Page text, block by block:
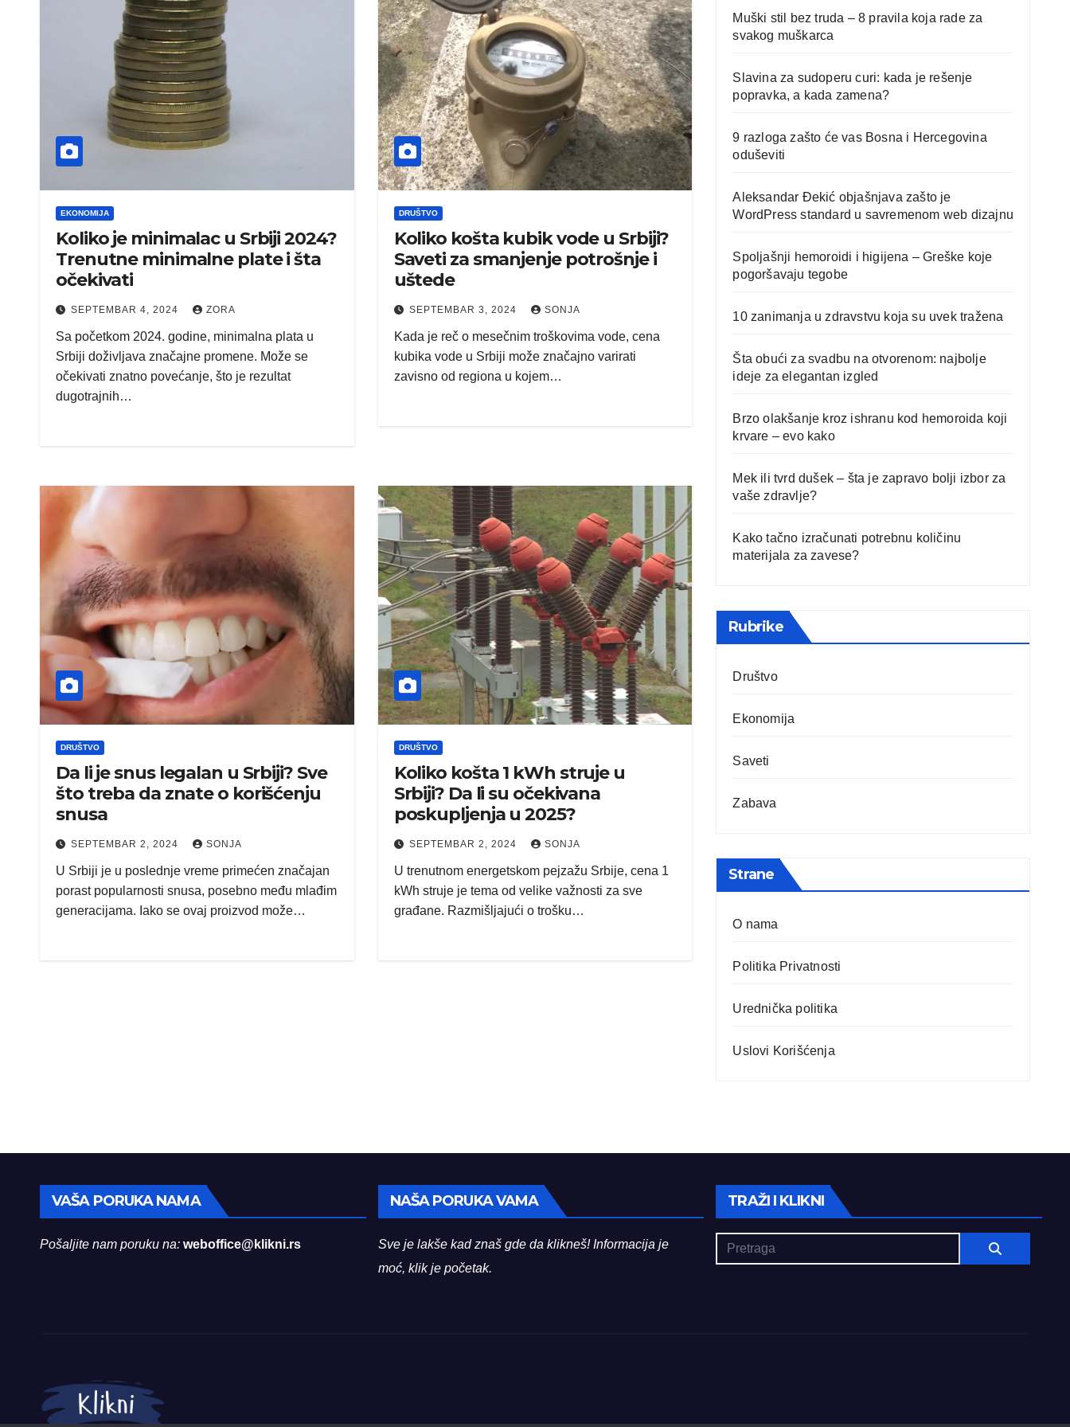
EKONOMIJA
Koliko je minimalac u Srbiji 2024?
Trenutne minimalne plate i šta
očekivati
SEPTEMBAR 4, 2024 ZORA
Sa početkom 2024. godine, minimalna plata u
Srbiji doživljava značajne promene. Može se
očekivati znatno povećanje, što je rezultat
dugotrajnih…
DRUŠTVO
Koliko košta kubik vode u Srbiji?
Saveti za smanjenje potrošnje i
uštede
SEPTEMBAR 3, 2024 SONJA
Kada je reč o mesečnim troškovima vode, cena
kubika vode u Srbiji može značajno varirati
zavisno od regiona u kojem…
DRUŠTVO
Da li je snus legalan u Srbiji? Sve
što treba da znate o korišćenju
snusa
SEPTEMBAR 2, 2024 SONJA
U Srbiji je u poslednje vreme primećen značajan
porast popularnosti snusa, posebno među mlađim
generacijama. Iako se ovaj proizvod može…
DRUŠTVO
Koliko košta 1 kWh struje u
Srbiji? Da li su očekivana
poskupljenja u 2025?
SEPTEMBAR 2, 2024 SONJA
U trenutnom energetskom pejzažu Srbije, cena 1
kWh struje je tema od velike važnosti za sve
građane. Razmišljajući o trošku…
Muški stil bez truda – 8 pravila koja rade za
svakog muškarca
Slavina za sudoperu curi: kada je rešenje
popravka, a kada zamena?
9 razloga zašto će vas Bosna i Hercegovina
oduševiti
Aleksandar Đekić objašnjava zašto je
WordPress standard u savremenom web dizajnu
Spoljašnji hemoroidi i higijena – Greške koje
pogoršavaju tegobe
10 zanimanja u zdravstvu koja su uvek tražena
Šta obući za svadbu na otvorenom: najbolje
ideje za elegantan izgled
Brzo olakšanje kroz ishranu kod hemoroida koji
krvare – evo kako
Mek ili tvrd dušek – šta je zapravo bolji izbor za
vaše zdravlje?
Kako tačno izračunati potrebnu količinu
materijala za zavese?
Rubrike
Društvo
Ekonomija
Saveti
Zabava
Strane
O nama
Politika Privatnosti
Urednička politika
Uslovi Korišćenja
VAŠA PORUKA NAMA
Pošaljite nam poruku na: weboffice@klikni.rs
NAŠA PORUKA VAMA
Sve je lakše kad znaš gde da klikneš! Informacija je
moć, klik je početak.
TRAŽI I KLIKNI